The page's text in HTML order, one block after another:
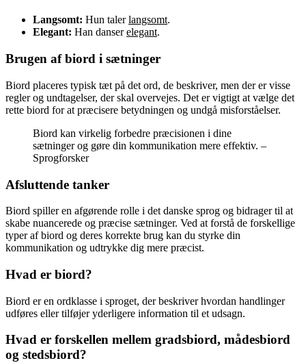
Langsomt: Hun talerlangsomt.
Elegant: Han danserelegant.
Brugen af biord i sætninger
Biord placeres typisk tæt på det ord, de beskriver, men der er visse
regler og undtagelser, der skal overvejes. Det er vigtigt at vælge det
rette biord for at præcisere betydningen og undgå misforståelser.
Biord kan virkelig forbedre præcisionen i dine
sætninger og gøre din kommunikation mere effektiv. –
Sprogforsker
Afsluttende tanker
Biord spiller en afgørende rolle i det danske sprog og bidrager til at
skabe nuancerede og præcise sætninger. Ved at forstå de forskellige
typer af biord og deres korrekte brug kan du styrke din
kommunikation og udtrykke dig mere præcist.
Hvad er biord?
Biord er en ordklasse i sproget, der beskriver hvordan handlinger
udføres eller tilføjer yderligere information til et udsagn.
Hvad er forskellen mellem gradsbiord, mådesbiord
og stedsbiord?